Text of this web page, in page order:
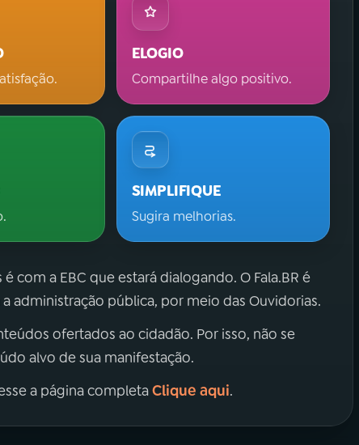
ELOGIO
Compartilhe algo positivo.
SIMPLIFIQUE
Sugira melhorias.
com a EBC que estará dialogando. O Fala.BR é
administração pública, por meio das Ouvidorias.
ofertados ao cidadão. Por isso, não se
alvo de sua manifestação.
a página completaClique aqui.